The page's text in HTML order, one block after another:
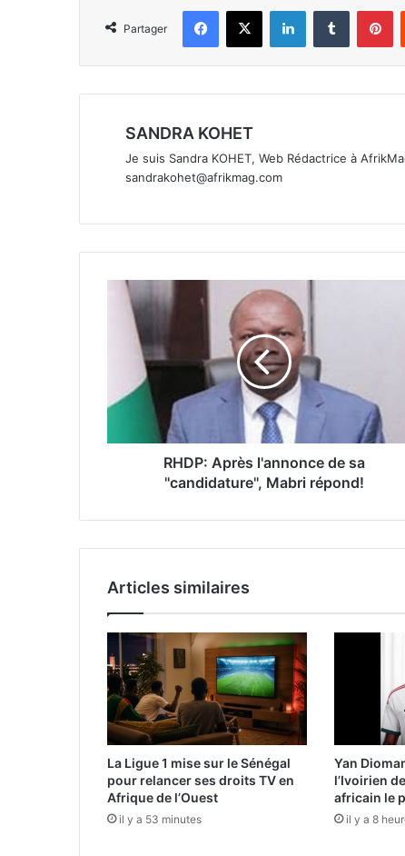
Partager
Facebook
X LinkedinTumblr
SANDRA KOHET
Je suis Sandra KOHET, Web Rédactrice à
sandrakohet@afrikmag.com
RHDP: Après l'annonce de sa
''candidature'', Mabri répond!
Articles similaires
La Ligue 1 mise sur le Sénégal
pour relancer ses droits TV en
Afrique de l’Ouest
il y a 53 minutes
Yan
l’Ivoirien
africain le
il y a 8